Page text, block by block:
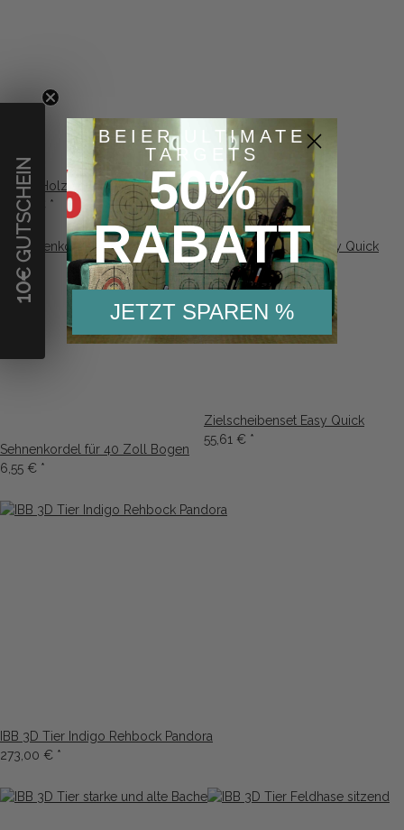
20 KG Holzwolleballen ECO Natur Ca. 40 x 48 x 80 cm
65,82 € *
Sehnenkordel für 40 Zoll Bogen
6,55 € *
Zielscheibenset Easy Quick
55,61 € *
IBB 3D Tier Indigo Rehbock Pandora
273,00 € *
10
€ GUTSCHEIN
BEIER ULTIMATE
TARGETS
50%
RABATT
JETZT SPAREN %